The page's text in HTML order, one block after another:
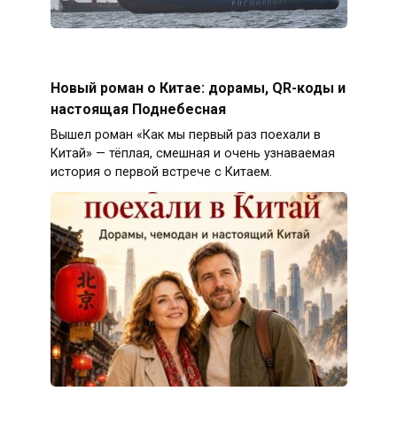
Новый роман о Китае: дорамы, QR-коды и
настоящая Поднебесная
Вышел роман «Как мы первый раз поехали в
Китай» — тёплая, смешная и очень узнаваемая
история о первой встрече с Китаем.